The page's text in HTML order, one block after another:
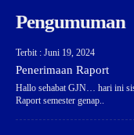
Pengumuman
Terbit : Juni 19, 2024
Penerimaan Raport
Hallo sehabat GJN… hari ini
Raport semester genap..